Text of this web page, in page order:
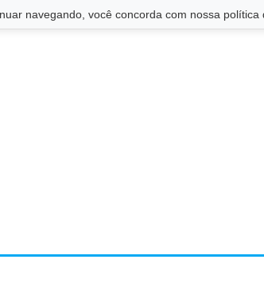
navegando, você concorda com nossa política